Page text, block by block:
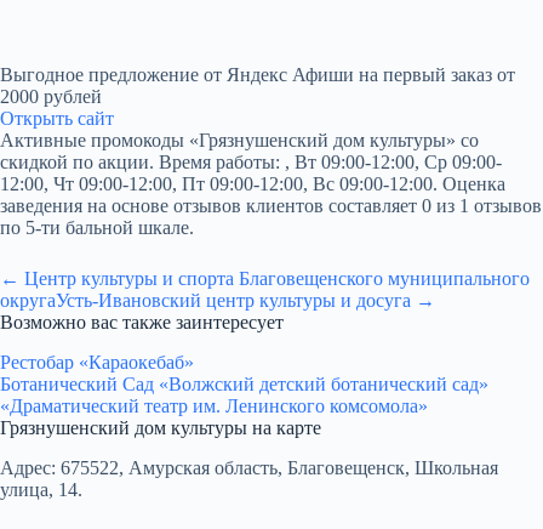
Выгодное предложение от Яндекс Афиши на первый заказ от
2000 рублей
Открыть сайт
Активные промокоды «Грязнушенский дом культуры» со
скидкой по акции. Время работы: , Вт 09:00-12:00, Ср 09:00-
12:00, Чт 09:00-12:00, Пт 09:00-12:00, Вс 09:00-12:00. Оценка
заведения на основе отзывов клиентов составляет 0 из 1 отзывов
по 5-ти бальной шкале.
← Центр культуры и спорта Благовещенского муниципального
округаУсть-Ивановский центр культуры и досуга →
Возможно вас также заинтересует
Рестобар «Караокебаб»
Ботанический Сад «Волжский детский ботанический сад»
«Драматический театр им. Ленинского комсомола»
Грязнушенский дом культуры на карте
Адрес: 675522, Амурская область, Благовещенск, Школьная
улица, 14.